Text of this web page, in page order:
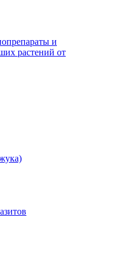
и
растений от